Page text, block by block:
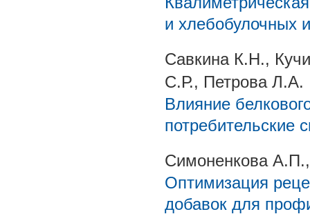
и хлебобулочных
Савкина К.Н.,
С.Р., Петрова Л.А.
Влияние
потребительские
Симоненкова
Оптимизация
добавок для